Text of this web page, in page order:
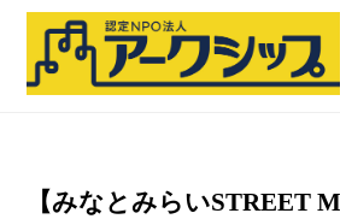
【みなとみらいSTREET